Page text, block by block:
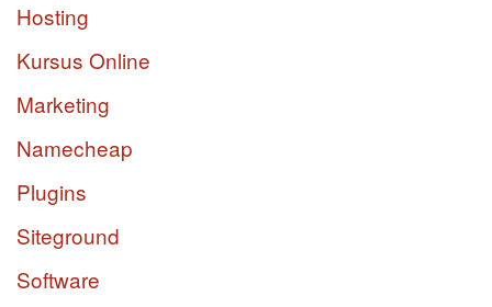
Hosting
Kursus Online
Marketing
Namecheap
Plugins
Siteground
Software